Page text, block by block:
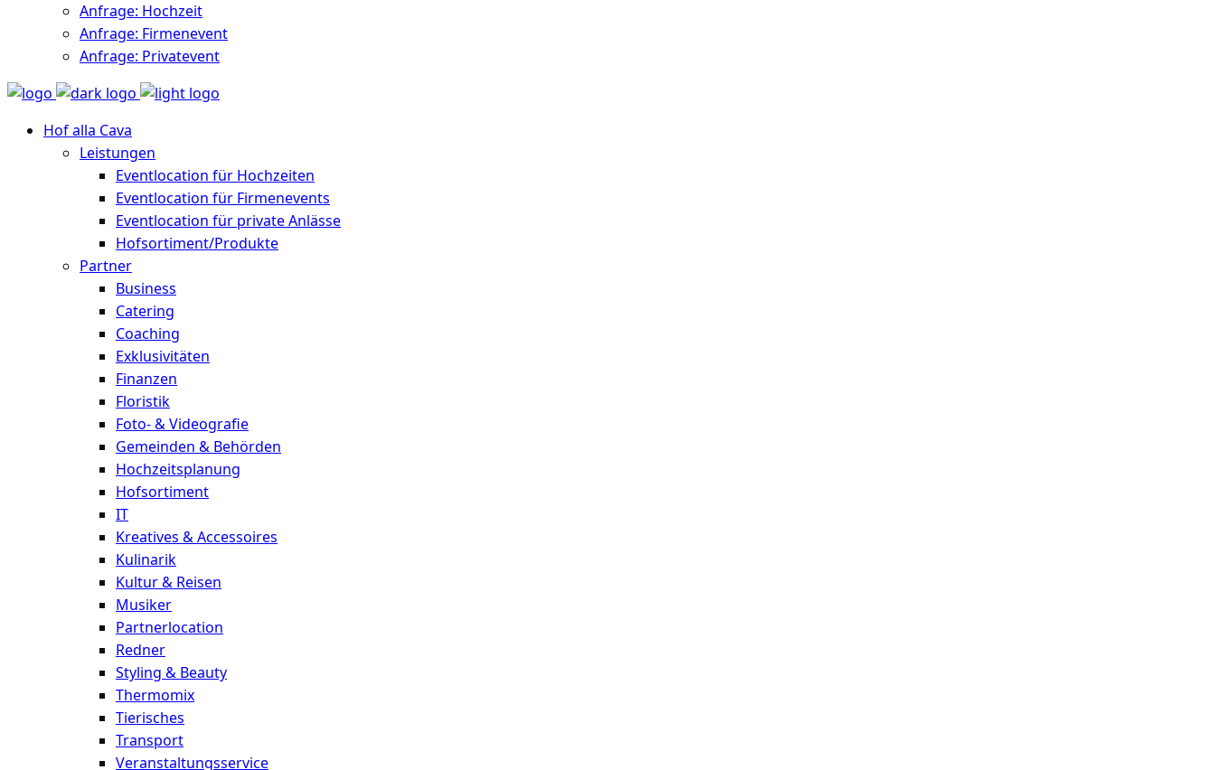
Anfrage: Hochzeit
Anfrage: Firmenevent
Anfrage: Privatevent
Hof alla Cava
Leistungen
Eventlocation für Hochzeiten
Eventlocation für Firmenevents
Eventlocation für private Anlässe
Hofsortiment/Produkte
Partner
Business
Catering
Coaching
Exklusivitäten
Finanzen
Floristik
Foto- & Videografie
Gemeinden & Behörden
Hochzeitsplanung
Hofsortiment
IT
Kreatives & Accessoires
Kulinarik
Kultur & Reisen
Musiker
Partnerlocation
Redner
Styling & Beauty
Thermomix
Tierisches
Transport
Veranstaltungsservice